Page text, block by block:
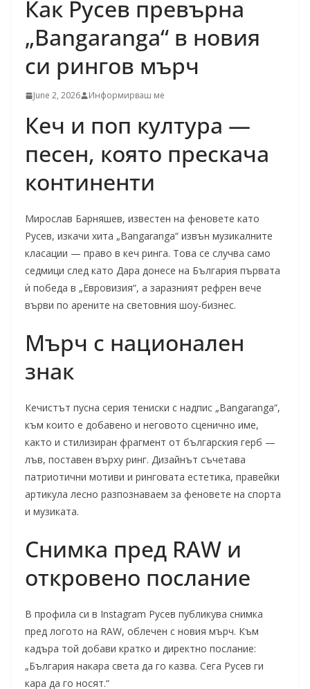
Как Русев превърна
„Bangaranga“ в новия
си рингов мърч
June 2, 2026 Информирваш ме
Кеч и поп култура —
песен, която прескача
континенти
Мирослав Барняшев, известен на феновете като
Русев, изкачи хита „Bangaranga“ извън музикалните
класации — право в кеч ринга. Това се случва само
седмици след като Дара донесе на България първата
ѝ победа в „Евровизия“, а заразният рефрен вече
върви по арените на световния шоу-бизнес.
Мърч с национален
знак
Кечистът пусна серия тениски с надпис „Bangaranga“,
към които е добавено и неговото сценично име,
както и стилизиран фрагмент от българския герб —
лъв, поставен върху ринг. Дизайнът съчетава
патриотични мотиви и ринговата естетика, правейки
артикула лесно разпознаваем за феновете на спорта
и музиката.
Снимка пред RAW и
откровено послание
В профила си в Instagram Русев публикува снимка
пред логото на RAW, облечен с новия мърч. Към
кадъра той добави кратко и директно послание:
„България накара света да го казва. Сега Русев ги
кара да го носят.“